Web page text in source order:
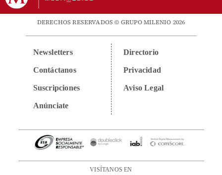
DERECHOS RESERVADOS © GRUPO MILENIO 2026
Newsletters
Contáctanos
Suscripciones
Anúnciate
Directorio
Privacidad
Aviso Legal
VISÍTANOS EN